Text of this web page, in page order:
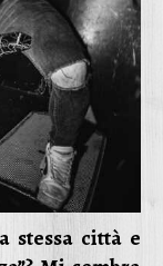
stessa città e